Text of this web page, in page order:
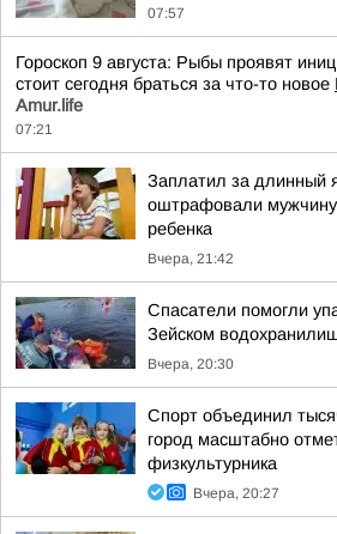
07:57
Гороскоп 9 августа: Рыбы проявят
стоит сегодня браться за что-то новое
Аmur.life
07:21
Заплатил за длинный
оштрафовали
ребенка
Вчера, 21:42
Спасатели помогли
Зейском
Вчера, 20:30
Спорт объединил
город масштабно
физкультурника
Вчера, 20:27